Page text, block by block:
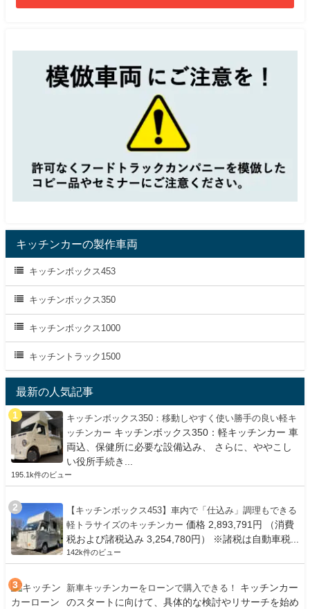
キッチンカーの製作車両
キッチンボックス453
キッチンボックス350
キッチンボックス1000
キッチントラック1500
最新の人気記事
キッチンボックス350：移動しやすく使い勝手の良い軽キ
ッチンカー キッチンボックス350：軽キッチンカー 車
両込、保健所に必要な設備込み、 さらに、ややこし
い役所手続き...
195.1k件のビュー
【キッチンボックス453】車内で「仕込み」調理もできる
軽トラサイズのキッチンカー 価格 2,893,791円 （消費
税および諸税込み 3,254,780円） ※諸税は自動車税...
142k件のビュー
新車キッチンカーをローンで購入できる！
キッチンカー
のスタートに向けて、具体的な検討やリサーチを始め